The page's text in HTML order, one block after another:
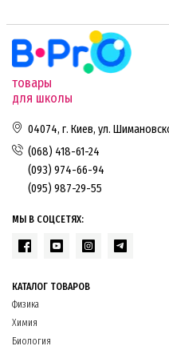
товары
для школы
04074, г. Киев, ул.
(068) 418-61-24
(093) 974-66-94
(095) 987-29-55
МЫ В СОЦСЕТЯХ:
КАТАЛОГ ТОВАРОВ
Физика
Химия
Биология